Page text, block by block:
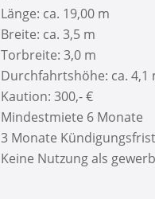
Länge: ca. 19,00 m
Breite: ca. 3,5 m
Torbreite: 3,0 m
Durchfahrtshöhe: ca. 4,1
Kaution: 300,- €
Mindestmiete 6 Monate
3 Monate Kündigungsfrist
Keine Nutzung als